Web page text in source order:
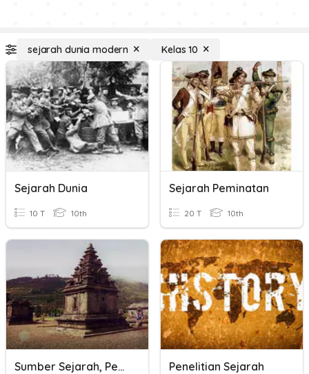
sejarah dunia modern Kelas 10
Sejarah Dunia
10 T 10th
Sejarah Peminatan
20 T 10th
Sumber Sejarah, Penelitian Sejarah Dan Historiografi Penelitian Sejarah